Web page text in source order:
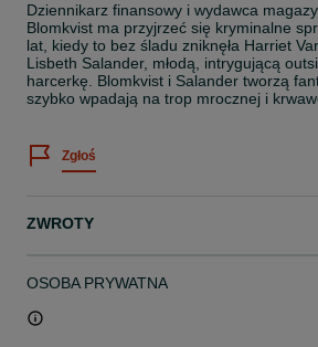
Dziennikarz finansowy i wydawca
Blomkvist ma przyjrzeć się kryminalne
lat, kiedy to bez śladu zniknęła Harriet
Lisbeth Salander, młodą, intrygującą
harcerkę. Blomkvist i Salander tworzą
szybko wpadają na trop mrocznej i
Zgłoś
ZWROTY
OSOBA PRYWATNA